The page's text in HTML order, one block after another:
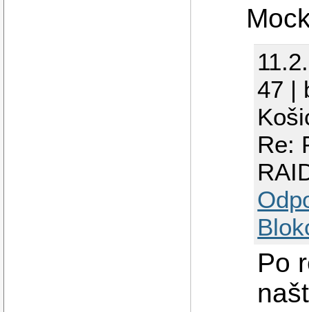
47 |
Re:
Po